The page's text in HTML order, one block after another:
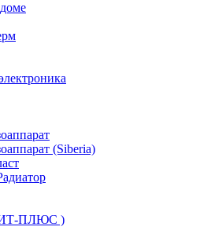
(Siberia)
ПЛЮС )